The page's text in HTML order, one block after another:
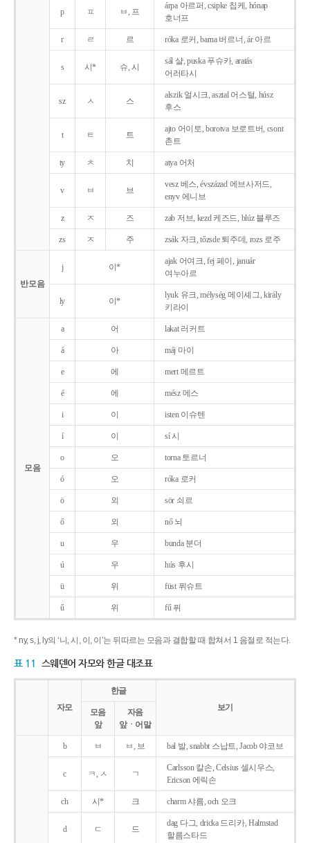
p ㅍ ㅂ, 프
árpa 아르퍼, csipke 칩케, hónap
호너프
r ㄹ 르 róka 로커, barna 버르너, ár 아르
s 시* 슈, 시
sál 샬, puska 푸슈카, aratás
어러타시
sz ㅅ 스
alszik 얼시크, asztal 어스털, húsz
후스
t ㅌ 트
ajto 어이토, borotva 보로트버, csont
촌트
ty ㅊ 치 atya 어처
v ㅂ 브
vesz 베스, évszázad 에브사저드,
enyv 에니브
z ㅈ 즈 zab 저브, kezd 케즈드, blúz 블루즈
zs ㅈ 주 zsák 자크, tőzsde 퇴주데, rozs 로주
반모음
j 이*
ajak 어여크, fej 페이, január
여누아르
ly 이*
lyuk 유크, mélység 메이셰그, király
키라이
모음
a 어 lakat 러커트
á 아 máj 마이
e 에 mert 메르트
é 에 mész 메스
i 이 isten 이슈텐
í 이 sí 시
o 오 torna 토르너
ó 오 róka 로커
ö 외 sör 쇠르
ő 외 nő 뇌
u 우 bunda 분더
ú 우 hús 후시
ü 위 füst 퓌슈트
ű 위 fű 퓌
* ny, s, j, ly의 ‘니, 시, 이, 이’는 뒤따르는 모음과 결합할 때 합쳐서 1 음절로 적는다.
표 11 스웨덴어 자모와 한글 대조표
자모
한글
보기
모음
앞
자음
앞ㆍ어말
b ㅂ ㅂ, 브 bal 발, snabbt 스납트, Jacob 야코브
c ㅋ, ㅅ ㄱ
Carlsson 칼손, Celsius 셀시우스,
Ericson 에릭손
ch 시* 크 charm 샤름, och 오크
d ㄷ 드
dag 다그, dricka 드리카, Halmstad
할름스타드